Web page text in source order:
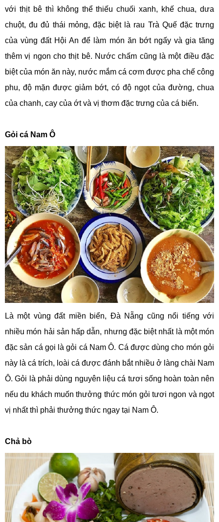
với thịt bê thì không thể thiếu chuối xanh, khế chua, dưa
chuột, đu đủ thái mỏng, đặc biệt là rau Trà Quế đặc trưng
của vùng đất Hội An để làm món ăn bớt ngấy và gia tăng
thêm vị ngon cho thịt bê. Nước chấm cũng là một điều đặc
biệt của món ăn này, nước mắm cá cơm được pha chế công
phu, độ mặn được giảm bớt, có độ ngọt của đường, chua
của chanh, cay của ớt và vị thơm đặc trưng của cá biển.
Gỏi cá Nam Ô
Là một vùng đất miền biển, Đà Nẵng cũng nổi tiếng với
nhiều món hải sản hấp dẫn, nhưng đặc biệt nhất là một món
đặc sản cá gọi là gỏi cá Nam Ô. Cá được dùng cho món gỏi
này là cá trích, loài cá được đánh bắt nhiều ở làng chài Nam
Ô. Gỏi là phải dùng nguyên liệu cá tươi sống hoàn toàn nên
nếu du khách muốn thưởng thức món gỏi tươi ngon và ngọt
vị nhất thì phải thưởng thức ngay tại Nam Ô.
Chả bò